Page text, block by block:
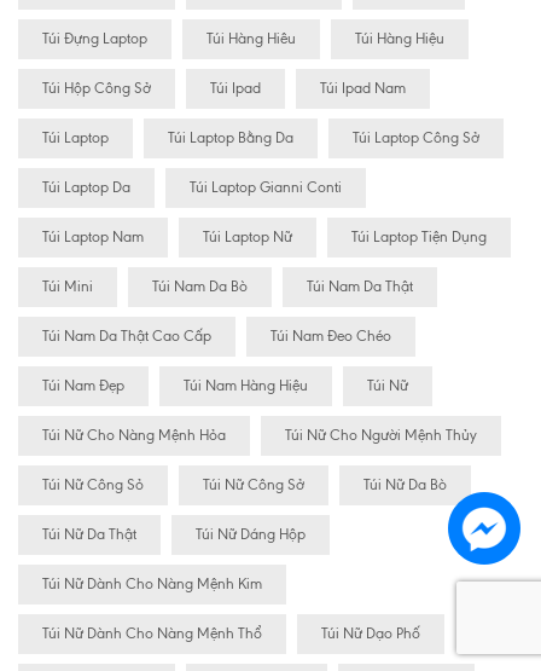
Túi Đựng Laptop Túi Hàng Hiêu Túi Hàng Hiệu
Túi Hộp Công Sở Túi Ipad Túi Ipad Nam
Túi Laptop Túi Laptop Bằng Da Túi Laptop Công Sở
Túi Laptop Da Túi Laptop Gianni Conti
Túi Laptop Nam Túi Laptop Nữ Túi Laptop Tiện Dụng
Túi Mini Túi Nam Da Bò Túi Nam Da Thật
Túi Nam Da Thật Cao Cấp Túi Nam Đeo Chéo
Túi Nam Đẹp Túi Nam Hàng Hiệu Túi Nữ
Túi Nữ Cho Nàng Mệnh Hỏa Túi Nữ Cho Người Mệnh Thủy
Túi Nữ Công Sỏ Túi Nữ Công Sở Túi Nữ Da Bò
Túi Nữ Da Thật Túi Nữ Dáng Hộp
Túi Nữ Dành Cho Nàng Mệnh Kim
Túi Nữ Dành Cho Nàng Mệnh Thổ Túi Nữ Dạo Phố